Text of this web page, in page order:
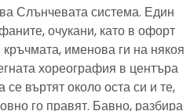
Слънчевата система. Един
очукани, като в офорт
именова ги на някоя
хореография в центъра
въртят около оста си и те,
го правят. Бавно, разбира